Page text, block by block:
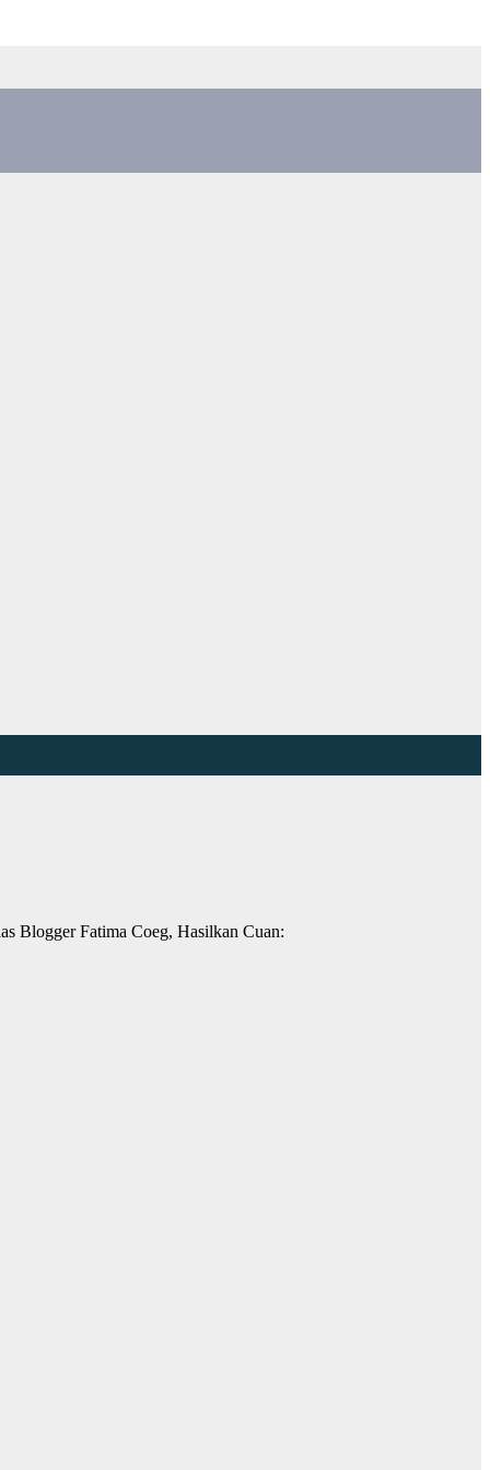
Blogger Fatima Coeg, Hasilkan Cuan: